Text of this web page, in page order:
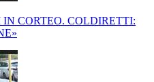
CORTEO. COLDIRETTI: